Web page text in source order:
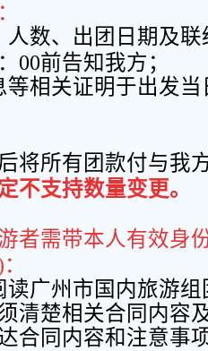
人数、出团日期及
： 00前告知我方；
等相关证明于出发
将所有团款付与我
不支持数量变更。
者需带本人有效身
：
读广州市国内旅游
清楚相关合同内容
合同内容和注意事